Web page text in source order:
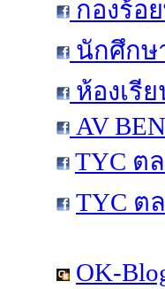
กองร้อ
นักศึกษ
ห้องเรี
AV
TYC ต
TYC ต
OK-